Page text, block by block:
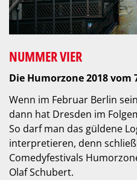
NUMMER VIER
Die Humorzone 2018 vom
Wenn im Februar Berlin
dann hat Dresden im
So darf man das güldene
interpretieren, denn
Comedyfestivals
Olaf Schubert.